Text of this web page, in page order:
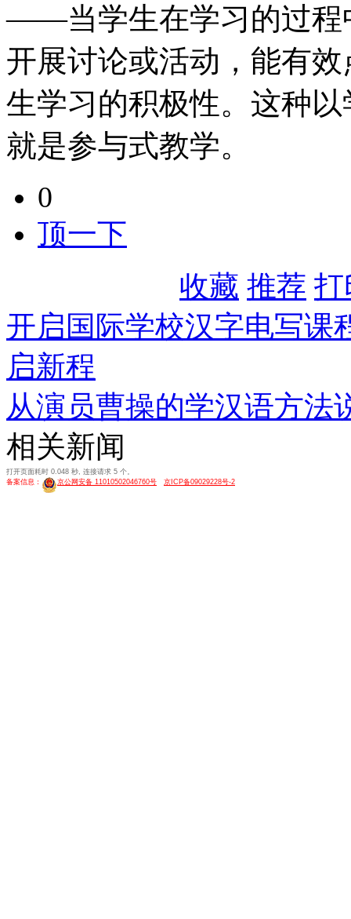
——当学生在学习的过程
开展讨论或活动，能有
生学习的积极性。这种
就是参与式教学。
0
顶一下
收藏 推荐 打
开启国际学校汉字电写课
启新程
从演员曹操的学汉语方法
相关新闻
打开页面耗时 0.048 秒, 连接请求 5 个。
备案信息：
京公网安备 11010502046760号 京ICP备09029228号-2